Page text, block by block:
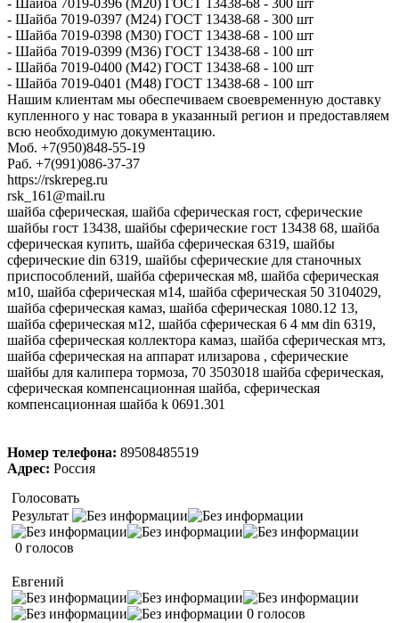
- Шайба 7019-0396 (М20) ГОСТ 13438-68 - 300 шт
- Шайба 7019-0397 (М24) ГОСТ 13438-68 - 300 шт
- Шайба 7019-0398 (М30) ГОСТ 13438-68 - 100 шт
- Шайба 7019-0399 (М36) ГОСТ 13438-68 - 100 шт
- Шайба 7019-0400 (М42) ГОСТ 13438-68 - 100 шт
- Шайба 7019-0401 (М48) ГОСТ 13438-68 - 100 шт
Нашим клиентам мы обеспечиваем своевременную доставку
купленного у нас товара в указанный регион и предоставляем
всю необходимую документацию.
Моб. +7(950)848-55-19
Раб. +7(991)086-37-37
https://rskrepeg.ru
rsk_161@mail.ru
шайба сферическая, шайба сферическая гост, сферические
шайбы гост 13438, шайбы сферические гост 13438 68, шайба
сферическая купить, шайба сферическая 6319, шайбы
сферические din 6319, шайбы сферические для станочных
приспособлений, шайба сферическая м8, шайба сферическая
м10, шайба сферическая м14, шайба сферическая 50 3104029,
шайба сферическая камаз, шайба сферическая 1080.12 13,
шайба сферическая м12, шайба сферическая 6 4 мм din 6319,
шайба сферическая коллектора камаз, шайба сферическая мтз,
шайба сферическая на аппарат илизарова , сферические
шайбы для калипера тормоза, 70 3503018 шайба сферическая,
сферическая компенсационная шайба, сферическая
компенсационная шайба k 0691.301
Номер телефона: 89508485519
Адрес: Россия
Голосовать
Результат
0 голосов
Евгений
0 голосов